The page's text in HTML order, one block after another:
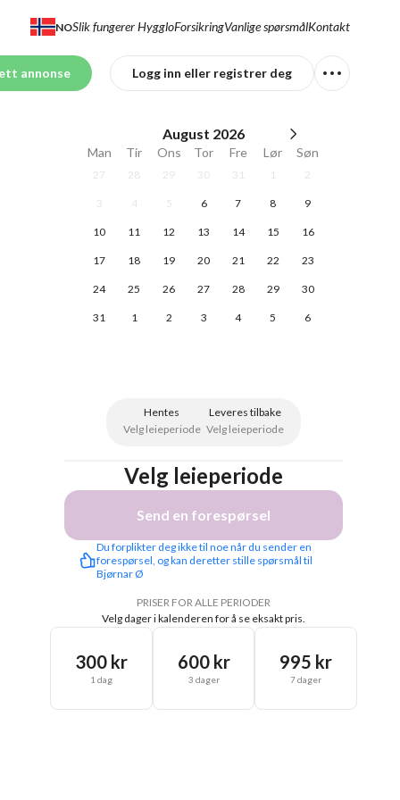
NOSlik fungerer HyggloForsikringVanlige spørsmålKontakt
annonse Logg inn eller registrer deg
August 2026
Man Tir Ons Tor Fre Lør Søn
27 28 29 30 31 1 2
3 4 5 6 7 8 9
10 11 12 13 14 15 16
17 18 19 20 21 22 23
24 25 26 27 28 29 30
31 1 2 3 4 5 6
Hentes
Velg leieperiode
Leveres tilbake
Velg leieperiode
Velg leieperiode
Send en forespørsel
Du forplikter deg ikke til noe når du sender en
forespørsel, og kan deretter stille spørsmål til
Bjørnar Ø
PRISER FOR ALLE PERIODER
Velg dager i kalenderen for å se eksakt pris.
300 kr
1 dag
600 kr
3 dager
995 kr
7 dager